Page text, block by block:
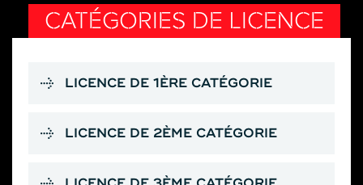
CATÉGORIES DE LICENCE
LICENCE DE 1ÈRE CATÉGORIE
LICENCE DE 2ÈME CATÉGORIE